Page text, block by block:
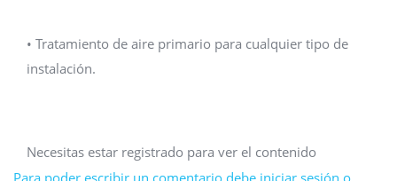
• Tratamiento de aire primario para cualquier tipo de
instalación.
Necesitas estar registrado para ver el contenido
Para poder escribir un comentario debe iniciar sesión o